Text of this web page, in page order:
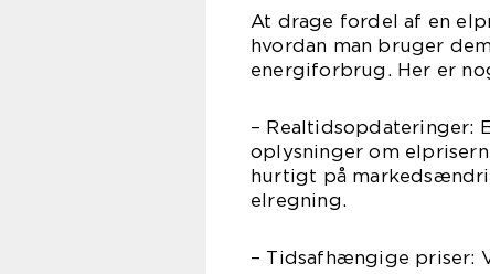
At drage fordel af en
hvordan man bruger
energiforbrug. Her er
– Realtidsopdateringer:
oplysninger om
hurtigt på
elregning.
– Tidsafhængige priser: